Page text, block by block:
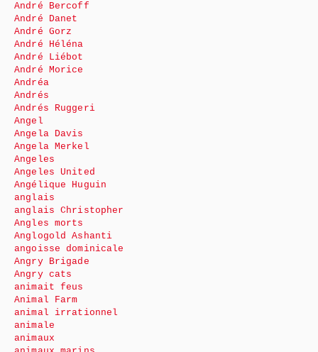
André Bercoff
André Danet
André Gorz
André Héléna
André Liébot
André Morice
Andréa
Andrés
Andrés Ruggeri
Angel
Angela Davis
Angela Merkel
Angeles
Angeles United
Angélique Huguin
anglais
anglais Christopher
Angles morts
Anglogold Ashanti
angoisse dominicale
Angry Brigade
Angry cats
animait feus
Animal Farm
animal irrationnel
animale
animaux